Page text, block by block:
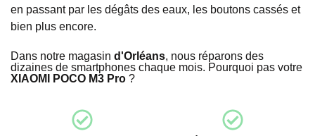
en passant par les dégâts des eaux, les boutons cassés et
bien plus encore.
Dans notre magasin d'Orléans, nous réparons des
dizaines de smartphones chaque mois. Pourquoi pas votre
XIAOMI POCO M3 Pro ?